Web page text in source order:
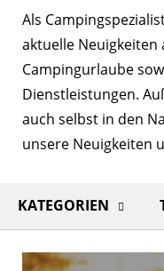
ACSI WEBSHOP
Als
aktuelle
Campingurlaube
Dienstleistungen.
auch selbst in den
unsere Neuigkeiten
KATEGORIEN